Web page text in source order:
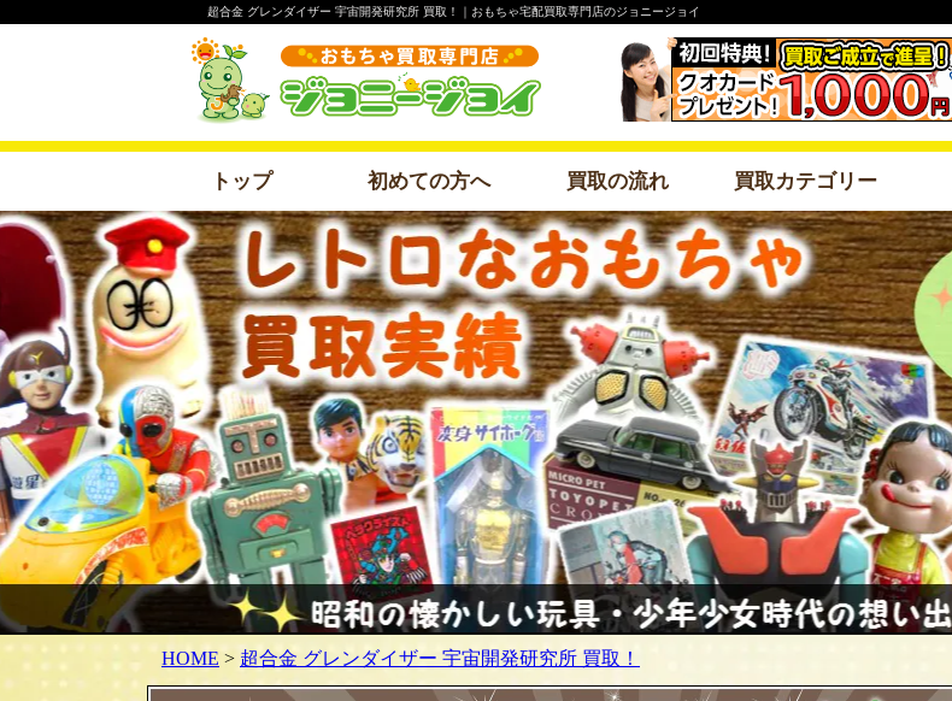
超合金 グレンダイザー 宇宙開発研究所 買取！｜おもちゃ宅配買取専門店のジョニージョイ
トップ 初めての方へ 買取の流れ 買取カテゴリー
HOME > 超合金 グレンダイザー 宇宙開発研究所 買取！